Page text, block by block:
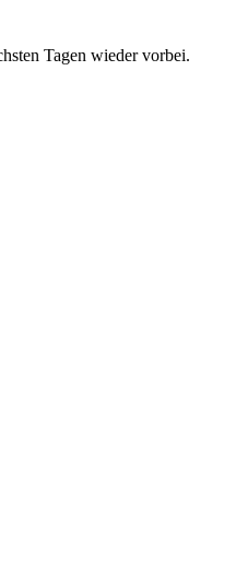
Tagen wieder vorbei.